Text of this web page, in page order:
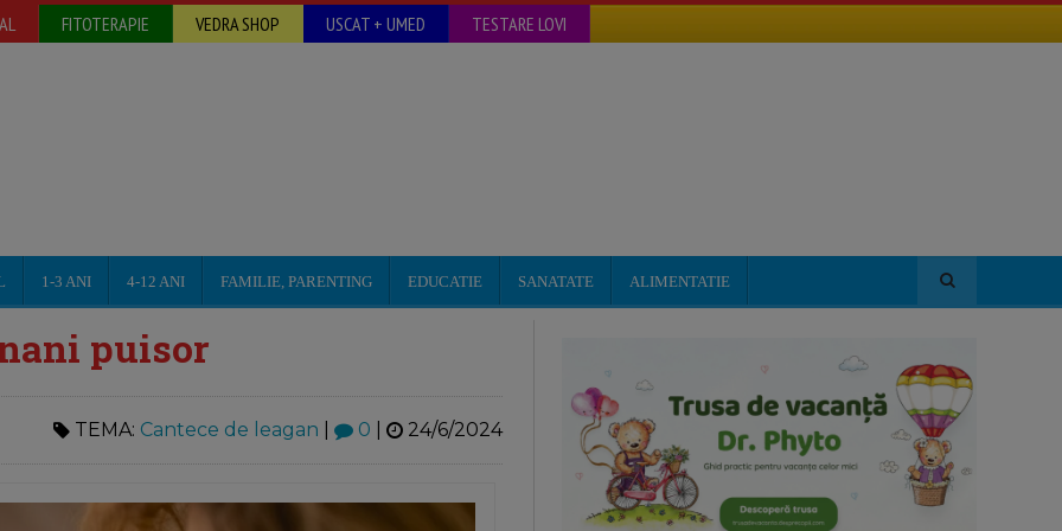
FITOTERAPIE VEDRA SHOP USCAT + UMED TESTARE LOVI
1-3 ANI 4-12 ANI FAMILIE, PARENTING EDUCATIE SANATATE ALIMENTATIE
puisor
TEMA: Cantece de leagan 0 24/6/2024